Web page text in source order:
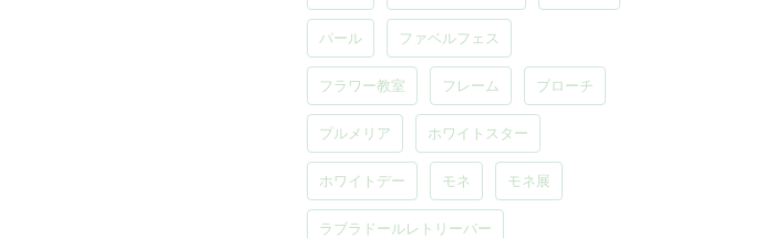
パール ファベルフェス
フラワー教室 フレーム ブローチ
プルメリア ホワイトスター
ホワイトデー モネ モネ展
ラブラドールレトリーバー